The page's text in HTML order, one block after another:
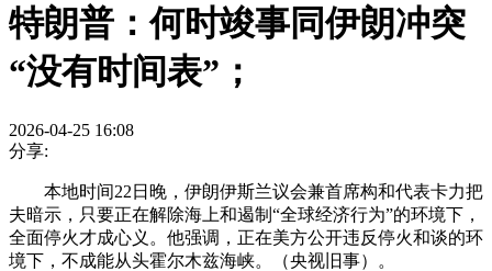
特朗普：何时竣事同伊朗冲突
“没有时间表”；
2026-04-25 16:08
分享:
本地时间22日晚，伊朗伊斯兰议会兼首席构和代表卡力把
夫暗示，只要正在解除海上和遏制“全球经济行为”的环境下，
全面停火才成心义。他强调，正在美方公开违反停火和谈的环
境下，不成能从头霍尔木兹海峡。（央视旧事）。